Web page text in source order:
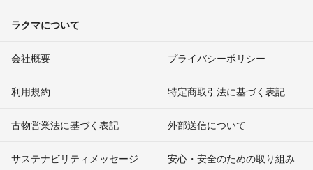
ラクマについて
会社概要 プライバシーポリシー
利用規約 特定商取引法に基づく表記
古物営業法に基づく表記 外部送信について
サステナビリティメッセージ 安心・安全のための取り組み